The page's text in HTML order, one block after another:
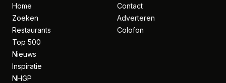
Home
Zoeken
Restaurants
Top 500
Nieuws
Inspiratie
NHGP
Contact
Adverteren
Colofon